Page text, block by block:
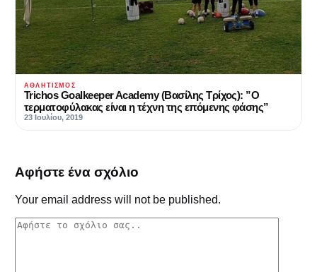
ΑΘΛΗΤΙΣΜΌΣ
Trichos Goalkeeper Academy (Βασίλης Τρίχος): ”O
τερματοφύλακας είναι η τέχνη της επόμενης φάσης”
23 Ιουλίου, 2019
Αφήστε ένα σχόλιο
Your email address will not be published.